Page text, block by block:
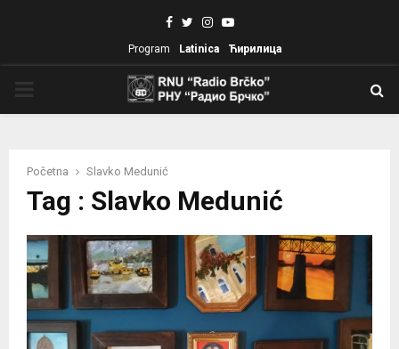
Facebook
TwitterInstagram
Youtube
Program Latinica Ћирилица
Početna Slavko Medunić
Tag : Slavko Medunić